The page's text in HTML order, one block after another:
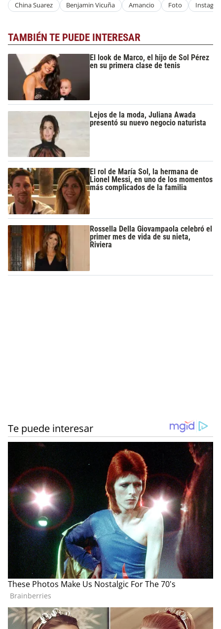
China Suarez Benjamin Vicuña Amancio Foto
TAMBIÉN TE PUEDE INTERESAR
El look de Marco, el hijo de Sol Pérez
en su primera clase de tenis
Lejos de la moda, Juliana Awada
presentó su nuevo negocio naturista
El rol de María Sol, la hermana de
Lionel Messi, en uno de los momentos
más complicados de la familia
Rossella Della Giovampaola celebró el
primer mes de vida de su nieta,
Riviera